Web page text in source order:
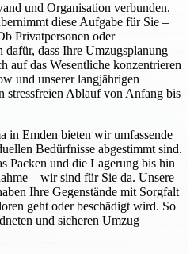
und Organisation verbunden.
diese Aufgabe für Sie –
Privatpersonen oder
dass Ihre Umzugsplanung
auf das Wesentliche konzentrieren
und unserer langjährigen
stressfreien Ablauf von Anfang bis
in Emden bieten wir umfassende
Bedürfnisse abgestimmt sind.
Packen und die Lagerung bis hin
– wir sind für Sie da. Unsere
Ihre Gegenstände mit Sorgfalt
geht oder beschädigt wird. So
und sicheren Umzug